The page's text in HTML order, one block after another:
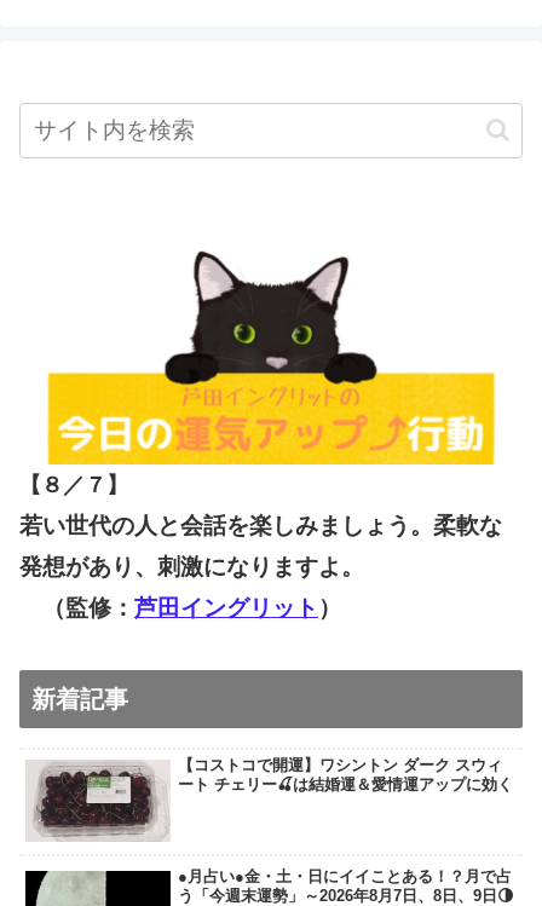
【８／７ 】
若い世代の人と会話を楽しみましょう。柔軟な
発想があり、刺激になりますよ。
（監修： 芦田イングリット ）
新着記事
【コストコで開運】ワシントン ダーク スウィ
ート チェリー🍒は結婚運＆愛情運アップに効く
●月占い●金・土・日にイイことある！？月で占
う「今週末運勢」～2026年8月7日、8日、9日🌗